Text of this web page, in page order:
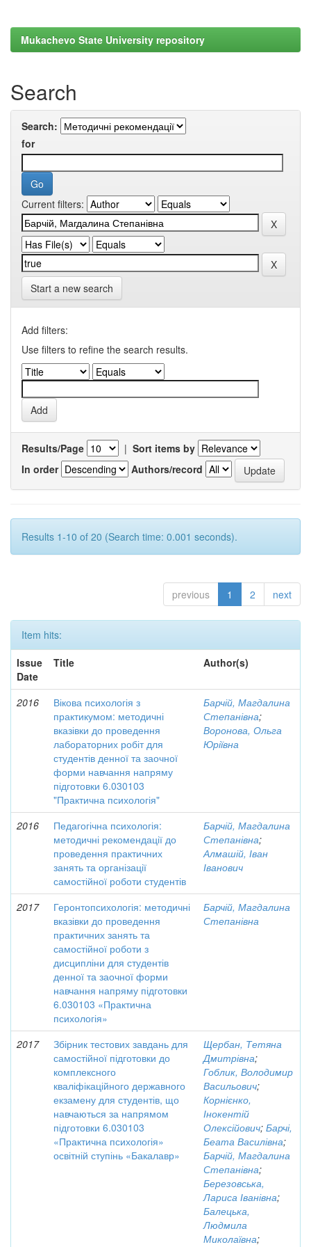
Mukachevo State University repository
Search
Search:
for
Current filters:
Start a new search
Add filters:
Use filters to refine the search results.
Results/Page | Sort items by
In order
Authors/record
Results 1-10 of 20 (Search time: 0.001 seconds).
previous 1 2 next
Item hits:
Issue
Date
Title Author(s)
2016
Вікова психологія з
практикумом: методичні
вказівки до проведення
лабораторних робіт для
студентів денної та заочної
форми навчання напряму
підготовки 6.030103
"Практична психологія"
Барчій, Магдалина
Степанівна;
Воронова, Ольга
Юріївна
2016
Педагогічна психологія:
методичні рекомендації до
проведення практичних
занять та організації
самостійної роботи студентів
Барчій, Магдалина
Степанівна;
Алмашій, Іван
Іванович
2017
Геронтопсихологія: методичні
вказівки до проведення
практичних занять та
самостійної роботи з
дисципліни для студентів
денної та заочної форми
навчання напряму підготовки
6.030103 «Практична
психологія»
Барчій, Магдалина
Степанівна
2017
Збірник тестових завдань для
самостійної підготовки до
комплексного
кваліфікаційного державного
екзамену для студентів, що
навчаються за напрямом
підготовки 6.030103
«Практична психологія»
освітній ступінь «Бакалавр»
Щербан, Тетяна
Дмитрівна;
Гоблик, Володимир
Васильович;
Корнієнко,
Інокентій
Олексійович; Барчі,
Беата Василівна;
Барчій, Магдалина
Степанівна;
Березовська,
Лариса Іванівна;
Балецька,
Людмила
Миколаївна;